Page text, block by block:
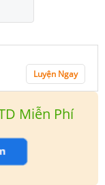
Luyện Ngay
Miễn Phí